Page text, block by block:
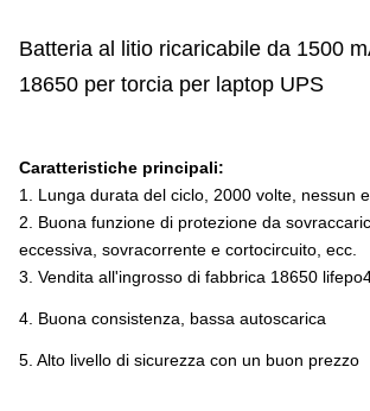
Batteria al litio ricaricabile da 1500
18650 per torcia per laptop UPS
Caratteristiche principali:
1. Lunga durata del ciclo, 2000 volte, nessun
2. Buona funzione di protezione da
eccessiva, sovracorrente e cortocircuito, ecc.
3. Vendita all'ingrosso di fabbrica 18650
4. Buona consistenza, bassa autoscarica
5. Alto livello di sicurezza con un buon prezzo